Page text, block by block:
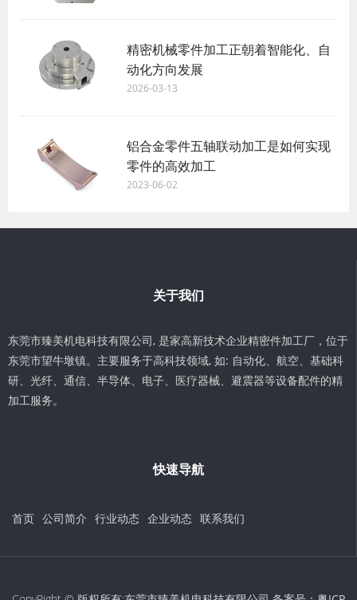
精密机械零件加工正朝着智能化、自
动化方向发展
2026-03-13
铝合金零件五轴联动加工是如何实现
零件的高效加工
2023-06-02
关于我们
东莞市臻美机电科技有限公司, 是家高新技术企业精密件加工厂，位于
东莞市望牛墩镇。主要服务于高科技领域, 如: 自动化、航空、基础科
研、光纤、通信、半导体、电子、医疗器械、避震器等设备配件的精
加工服务。
快速导航
首页 公司简介 行业动态 企业动态 联系我们